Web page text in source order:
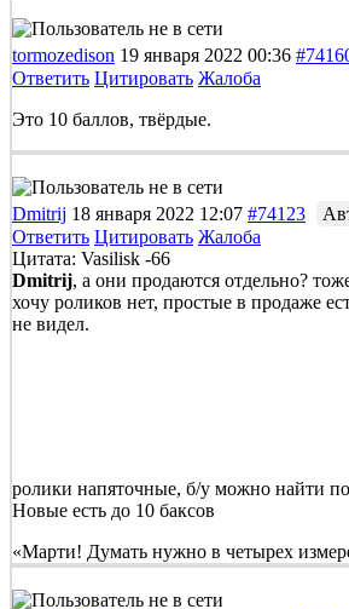
tormozedison 19 января 2022 00:36
Ответить Цитировать Жалоба
Это 10 баллов, твёрдые.
Dmitrij 18 января 2022 12:07 #74123
Ответить Цитировать Жалоба
Цитата: Vasilisk -66
Dmitrij, а они продаются отдельно?
хочу роликов нет, простые в продаже
не видел.
ролики напяточные, б/у можно найти
Новые есть до 10 баксов
«Марти! Думать нужно в четырех